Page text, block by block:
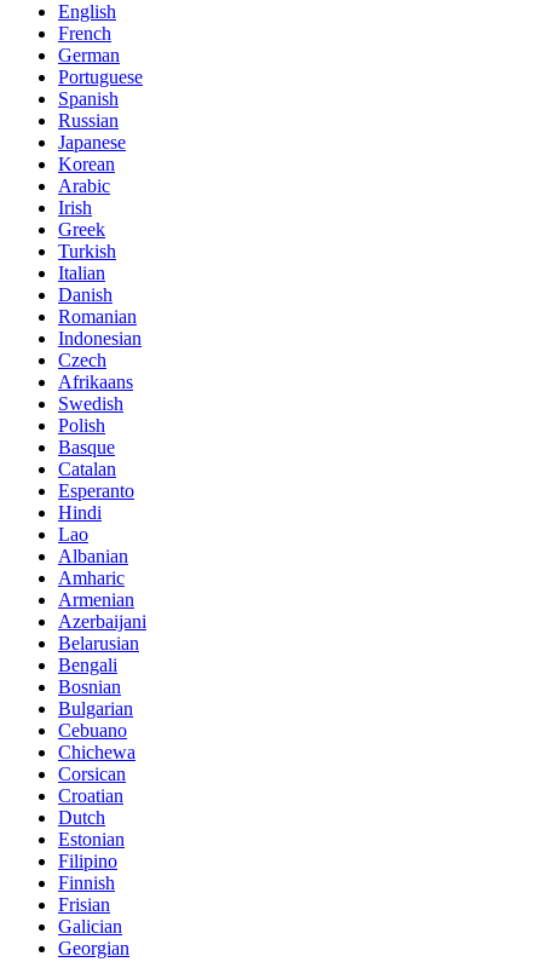
English
French
German
Portuguese
Spanish
Russian
Japanese
Korean
Arabic
Irish
Greek
Turkish
Italian
Danish
Romanian
Indonesian
Czech
Afrikaans
Swedish
Polish
Basque
Catalan
Esperanto
Hindi
Lao
Albanian
Amharic
Armenian
Azerbaijani
Belarusian
Bengali
Bosnian
Bulgarian
Cebuano
Chichewa
Corsican
Croatian
Dutch
Estonian
Filipino
Finnish
Frisian
Galician
Georgian